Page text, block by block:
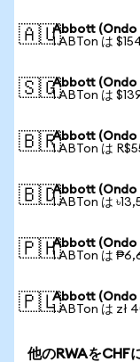
🇦🇺Abbott (Ondo
1 ABTon は
🇸🇬Abbott (Ondo
1 ABTon は
🇧🇷Abbott (Ondo
1 ABTon は
🇧🇩Abbott (Ondo
1 ABTon は
🇵🇭Abbott (Ondo
1 ABTon は
🇵🇱Abbott (Ondo
1 ABTon は zł
他のRWAをCHF